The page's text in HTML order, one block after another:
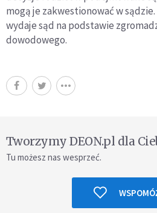
mogą je zakwestionować w
wydaje sąd na podstawie
dowodowego.
Tworzymy DEON.pl dla
Tu możesz nas wesprzeć.